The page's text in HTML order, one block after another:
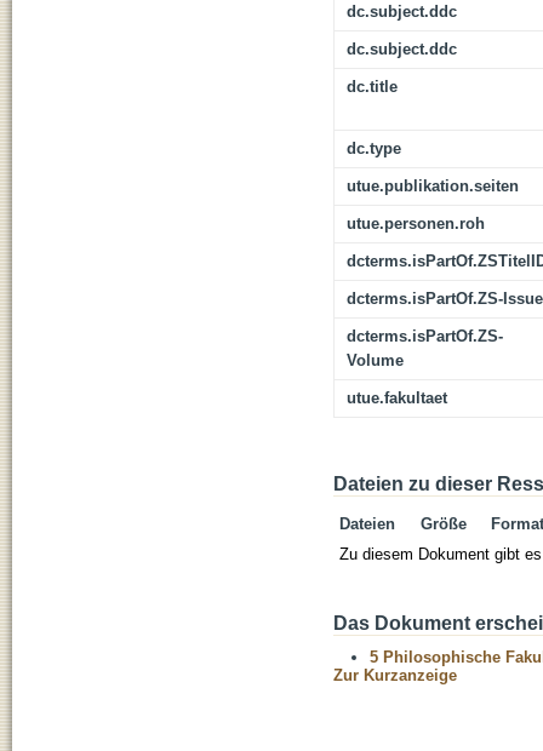
dc.subject.ddc
dc.subject.ddc
dc.title
dc.type
utue.publikation.seiten
utue.personen.roh
dcterms.isPartOf.ZS-Issue
dcterms.isPartOf.ZS-
Volume
utue.fakultaet
Dateien zu dieser
Dateien Größe
Format
Zu diesem Dokument gibt
Das Dokument
5 Philosophische
Zur Kurzanzeige